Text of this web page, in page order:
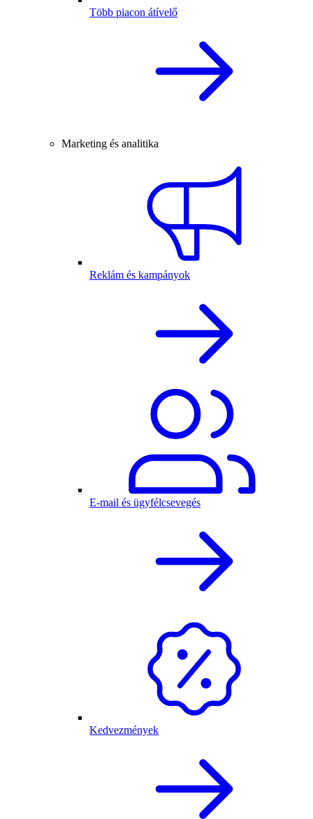
Több piacon átívelő
Marketing és analitika
Reklám és kampányok
E-mail és ügyfélcsevegés
Kedvezmények